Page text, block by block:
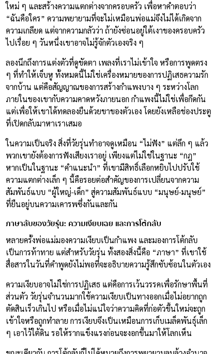
ใหม่ ๆ และสร้างความแตกต่างจากครอบครัว เพื่อหาคำตอบว่า
“ฉันคือใคร” ความพยายามที่จะไม่เหมือนพ่อแม่จึงไม่ได้เกิดจาก
ความเกลียด แต่จากความกลัวว่า ถ้ายังซ่อนอยู่ใต้เงาของครอบครัว
ไปเรื่อย ๆ วันหนึ่งเขาอาจไม่รู้จักตัวเองจริง ๆ
ลองนึกถึงการแต่งตัวที่ดูขัดตา เพลงที่เราไม่เข้าใจ หรือการพูดตรง
ๆ ที่ทำให้เจ็บหู ทั้งหมดนี้ไม่ใช่เครื่องหมายของการปฏิเสธความรัก
จากบ้าน แต่คือสัญญาณของการสร้างกำแพงบาง ๆ ระหว่างโลก
ภายในของเขากับความคาดหวังภายนอก กำแพงนี้ไม่ใช่เพื่อกีดกัน
แต่เพื่อให้เขาได้ทดลองยืนด้วยขาของตัวเอง โดยยังเหลือช่องประตู
ที่เปิดกลับมาหาเราเสมอ
ในความเป็นจริง สิ่งที่วัยรุ่นทำอาจดูเหมือน “ไม่ฟัง” แต่ลึก ๆ แล้ว
พวกเขายังต้องการฟังเสียงเราอยู่ เพียงแต่ไม่ใช่ในฐานะ “กฎ”
หากเป็นในฐานะ “คำแนะนำ” ที่เขามีสิทธิ์เลือกหยิบไปปรับใช้
ความแตกต่างเล็ก ๆ นี้คือรอยต่อสำคัญของการเปลี่ยนจากความ
สัมพันธ์แบบ “ผู้ใหญ่-เด็ก” สู่ความสัมพันธ์แบบ “มนุษย์-มนุษย์”
ที่ยืนอยู่บนความเคารพซึ่งกันและกัน
ภาษาลับของวัยรุ่น: ความเงียบเฉย และการโต้กลับ
หลายครั้งพ่อแม่มองความเงียบเป็นกำแพง และมองการโต้กลับ
เป็นการท้าทาย แต่สำหรับวัยรุ่น ทั้งสองสิ่งนี้คือ “ภาษา” ที่เขาใช้
สื่อสารในวันที่คำพูดยังไม่พอที่จะอธิบายความรู้สึกซับซ้อนในตัวเอง
ความเงียบอาจไม่ใช่การปฏิเสธ แต่คือการเว้นวรรคเพื่อรักษาพื้นที่
ส่วนตัว วัยรุ่นจำนวนมากใช้ความเงียบเป็นทางออกเมื่อไม่อยากถูก
ตัดสินเร็วเกินไป หรือเมื่อไม่แน่ใจว่าความคิดที่ก่อตัวขึ้นใหม่จะถูก
เข้าใจหรือถูกทำลาย การเงียบจึงเป็นเหมือนการเก็บเมล็ดพันธุ์เล็ก
ๆ เอาไว้ใต้ดิน รอให้รากแข็งแรงก่อนจะงอกขึ้นมาให้โลกเห็น